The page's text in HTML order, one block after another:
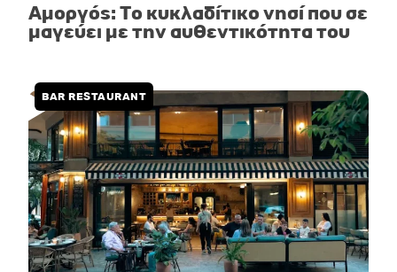
Αμοργός: Το κυκλαδίτικο νησί που σε
μαγεύει με την αυθεντικότητα του
BAR RESTAURANT